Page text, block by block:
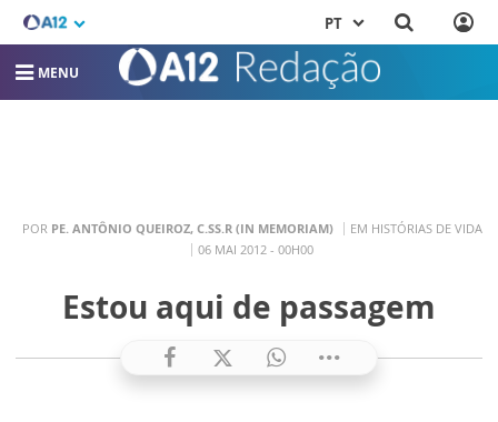
PT
MENU
POR PE. ANTÔNIO QUEIROZ, C.SS.R (IN MEMORIAM)
EM HISTÓRIAS DE VIDA
06 MAI 2012 - 00H00
Estou aqui de passagem